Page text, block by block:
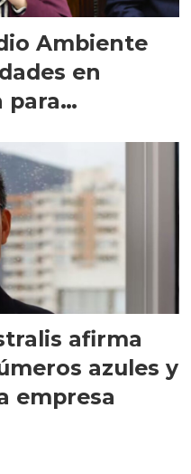
Ambiente
en
para
afirma
azules y
empresa